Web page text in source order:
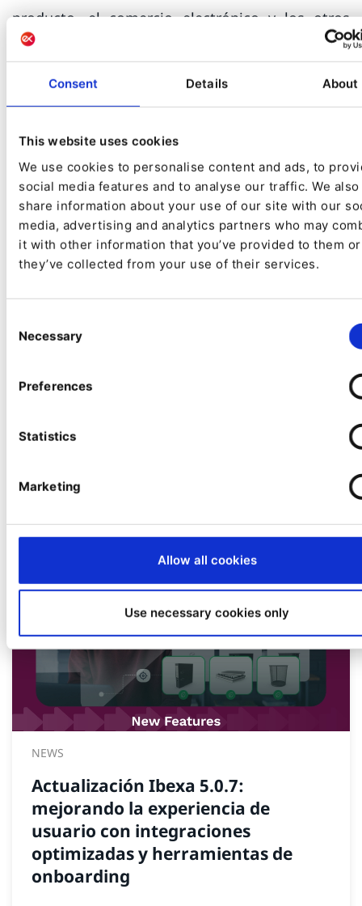
Consent Details About
This website uses cookies
We use cookies to personalise content and ads, to
social media features and to analyse our traffic. We also
share information about your use of our site with our
media, advertising and analytics partners who may
it with other information that you’ve provided to them
they’ve collected from your use of their services.
Selection
Necessary
Preferences
Statistics
Marketing
Allow all cookies
Use necessary cookies only
producto, el comercio electrónico y los otros
procesos comerciales existentes. Con agencias y
por Ibexa, las empresas pueden avanzar en su
probado y por etapas.
Ibexa DXPtiene un ecosistema dedicado de
partner a nivel mundial y cuenta con la confianza
de clientes de todo el mundo como Visit
Andorra, UNIR, la Universidad Alfonso X, Crédit
www.ibexa.co
info@ibexa.co
NEWS
Actualización Ibexa 5.0.7:
mejorando la experiencia de
usuario con integraciones
optimizadas y herramientas de
onboarding